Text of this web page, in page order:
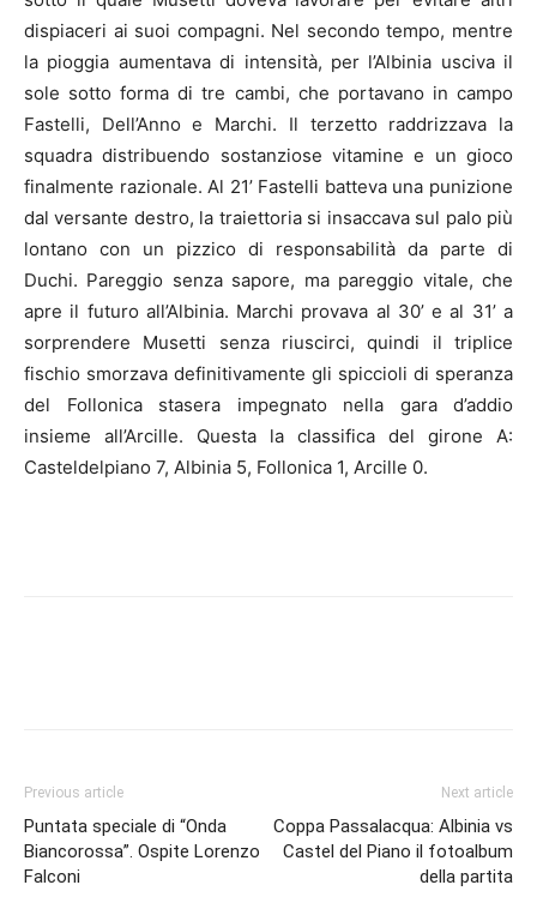
dispiaceri ai suoi compagni. Nel secondo tempo, mentre
la pioggia aumentava di intensità, per l’Albinia usciva il
sole sotto forma di tre cambi, che portavano in campo
Fastelli, Dell’Anno e Marchi. Il terzetto raddrizzava la
squadra distribuendo sostanziose vitamine e un gioco
finalmente razionale. Al 21’ Fastelli batteva una punizione
dal versante destro, la traiettoria si insaccava sul palo più
lontano con un pizzico di responsabilità da parte di
Duchi. Pareggio senza sapore, ma pareggio vitale, che
apre il futuro all’Albinia. Marchi provava al 30’ e al 31’ a
sorprendere Musetti senza riuscirci, quindi il triplice
fischio smorzava definitivamente gli spiccioli di speranza
del Follonica stasera impegnato nella gara d’addio
insieme all’Arcille. Questa la classifica del girone A:
Casteldelpiano 7, Albinia 5, Follonica 1, Arcille 0.
Previous article
Puntata speciale di “Onda
Biancorossa”. Ospite Lorenzo
Falconi
Next article
Coppa Passalacqua: Albinia vs
Castel del Piano il fotoalbum
della partita